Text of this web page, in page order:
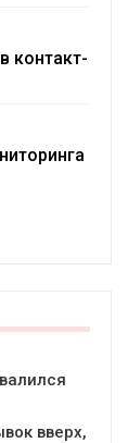
контакт-
вверх,